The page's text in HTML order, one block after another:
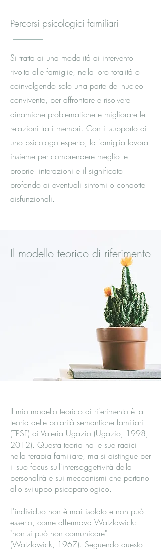
Percorsi psicologici familiari
Si tratta di una modalità di intervento
rivolta alle famiglie, nella loro totalità o
coinvolgendo solo una parte del nucleo
convivente, per affrontare e risolvere
dinamiche problematiche e migliorare le
relazioni tra i membri. Con il supporto di
uno psicologo esperto, la famiglia lavora
insieme per comprendere meglio le
proprie interazioni e il significato
profondo di eventuali sintomi o condotte
disfunzionali.
Il modello teorico di riferimento
Il mio modello teorico di riferimento è la
teoria delle polarità semantiche familiari
(TPSF) di Valeria Ugazio (Ugazio, 1998,
2012). Questa teoria ha le sue radici
nella terapia familiare, ma si distingue per
il suo focus sull'intersoggettività della
personalità e sui meccanismi che portano
allo sviluppo psicopatologico.
L'individuo non è mai isolato e non può
esserlo, come affermava Watzlawick:
"non si può non comunicare"
(Watzlawick, 1967). Seguendo questo